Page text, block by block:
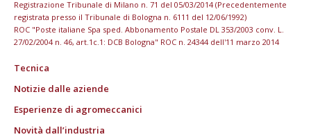
Registrazione Tribunale di Milano n. 71 del 05/03/2014 (Precedentemente
registrata presso il Tribunale di Bologna n. 6111 del 12/06/1992)
ROC "Poste italiane Spa sped. Abbonamento Postale DL 353/2003 conv. L.
27/02/2004 n. 46, art.1c.1: DCB Bologna" ROC n. 24344 dell'11 marzo 2014
Tecnica
Notizie dalle aziende
Esperienze di agromeccanici
Novità dall’industria